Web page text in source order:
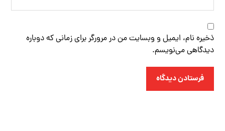
ذخیره نام، ایمیل و وبسایت من در مرورگر برای زمانی که دوباره
دیدگاهی می‌نویسم.
فرستادن دیدگاه